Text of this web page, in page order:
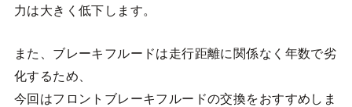
力は大きく低下します。
また、ブレーキフルードは走行距離に関係なく年数で劣
化するため、
今回はフロントブレーキフルードの交換をおすすめしま